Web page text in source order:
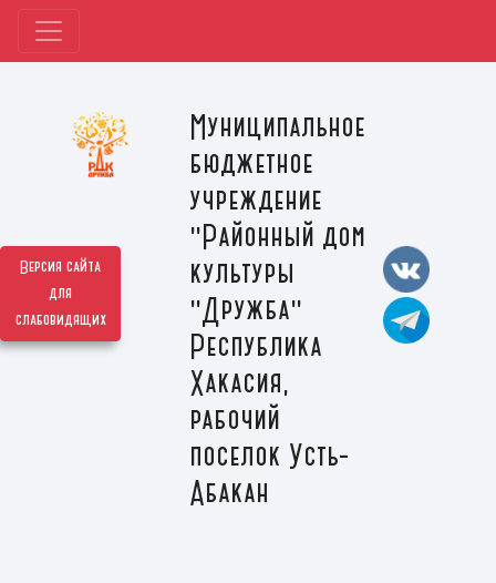
Версия сайта
для
слабовидящих
Муниципальное
бюджетное
учреждение
"Районный дом
культуры
"Дружба"
Республика
Хакасия,
рабочий
поселок Усть-
Абакан